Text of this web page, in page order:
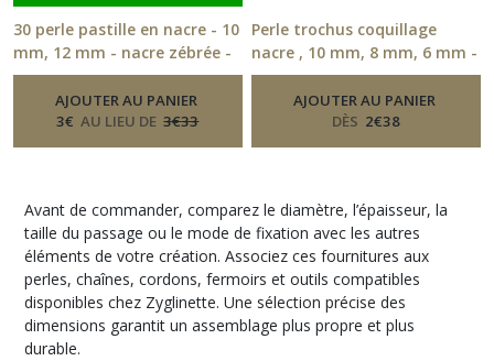
30 perle pastille en nacre - 10
mm, 12 mm - nacre zébrée -
2 coloris-Perle Ceramique, Nacre
AJOUTER AU PANIER
3€ AU LIEU DE 3€33
Perle trochus coquillage
nacre , 10 mm, 8 mm, 6 mm -
507-Perle Ceramique, Nacre
AJOUTER AU PANIER
DÈS 2€38
Avant de commander, comparez le diamètre, l’épaisseur, la
taille du passage ou le mode de fixation avec les autres
éléments de votre création. Associez ces fournitures aux
perles, chaînes, cordons, fermoirs et outils compatibles
disponibles chez Zyglinette. Une sélection précise des
dimensions garantit un assemblage plus propre et plus
durable.